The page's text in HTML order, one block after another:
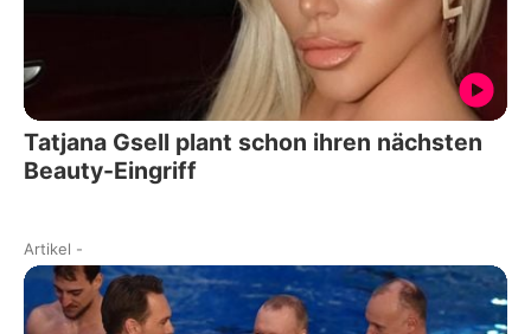
Tatjana Gsell plant schon ihren nächsten
Beauty-Eingriff
Artikel -